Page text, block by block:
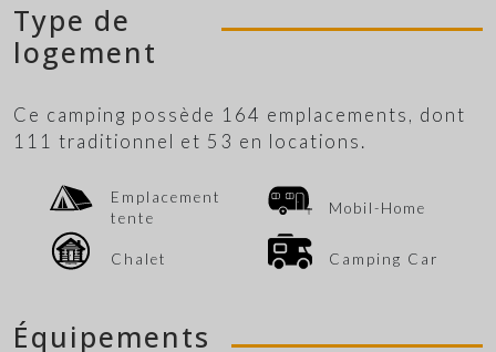
Type de
logement
Ce camping possède 164 emplacements, dont
111 traditionnel et 53 en locations.
Emplacement
tente
Mobil-Home
Chalet Camping Car
Équipements